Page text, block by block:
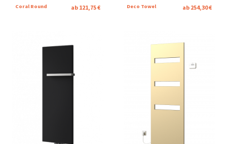
Coral Round ab 121,75 € Deco Towel ab 254,30 €